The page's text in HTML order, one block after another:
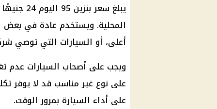
يبلغ سعر بنزين 95 اليوم
24
المحلية. ويستخدم عادة في بعض
أعلى، أو السيارات التي توصي
ويجب على أصحاب السيارات عدم
على نوع غير مناسب قد لا يوفر
على أداء السيارة بمرور الوقت.